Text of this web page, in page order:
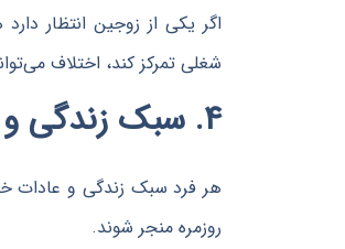
اگر یکی از زوجین انتظار
شغلی تمرکز کند، اختلاف
۴. سبک زندگی و عادات شخصی
هر فرد سبک زندگی و عادات
روزمره منجر شوند.